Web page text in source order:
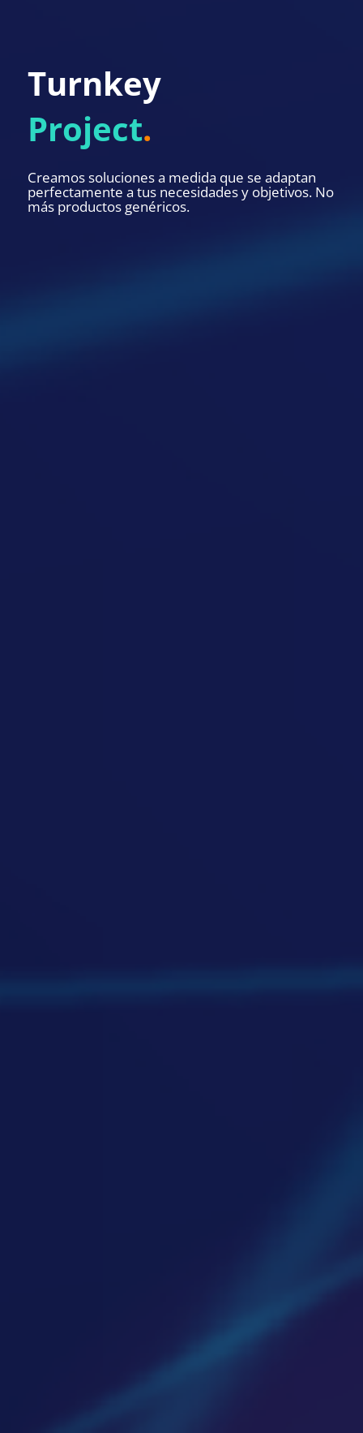
Turnkey
Project.
Creamos soluciones a medida que se adaptan
perfectamente a tus necesidades y objetivos. No
más productos genéricos.